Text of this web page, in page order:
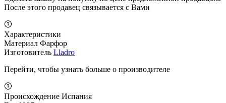
После этого продавец связывается с Вами
Характеристики
Материал Фарфор
Изготовитель Lladro
Перейти, чтобы узнать больше о производителе
Происхождение Испания